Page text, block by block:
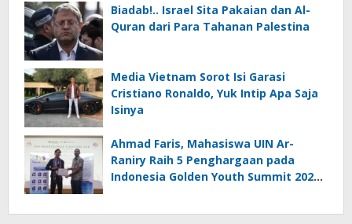
Biadab!.. Israel Sita Pakaian dan Al-
Quran dari Para Tahanan Palestina
Media Vietnam Sorot Isi Garasi
Cristiano Ronaldo, Yuk Intip Apa Saja
Isinya
Ahmad Faris, Mahasiswa UIN Ar-
Raniry Raih 5 Penghargaan pada
Indonesia Golden Youth Summit 2026